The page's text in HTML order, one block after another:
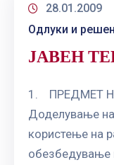
28.01.2009
Одлуки и
ЈАВЕН
1. ПРЕДМЕТ
Доделување
користење на
обезбедување